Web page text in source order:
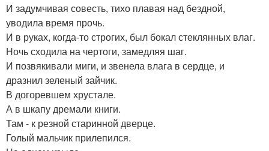
И задумчивая совесть, тихо плавая над бездной,
уводила время прочь.
И в руках, когда-то строгих, был бокал стеклянных влаг.
Ночь сходила на чертоги, замедляя шаг.
И позвякивали миги, и звенела влага в сердце, и
дразнил зеленый зайчик.
В догоревшем хрустале.
А в шкапу дремали книги.
Там - к резной старинной дверце.
Голый мальчик прилепился.